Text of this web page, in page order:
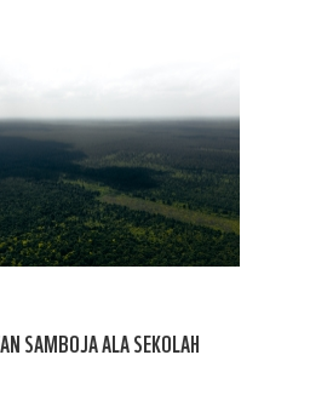
SAMBOJA ALA SEKOLAH